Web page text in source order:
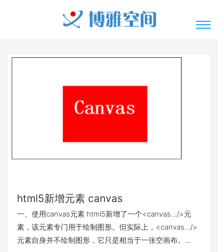
html5新增元素 canvas
一、使用canvas元素 html5新增了一个<canvas…/>元
素，该元素专门用于绘制图形。但实际上，<canvas…/>
元素自身并不绘制图形，它只是相当于一张空画布。…